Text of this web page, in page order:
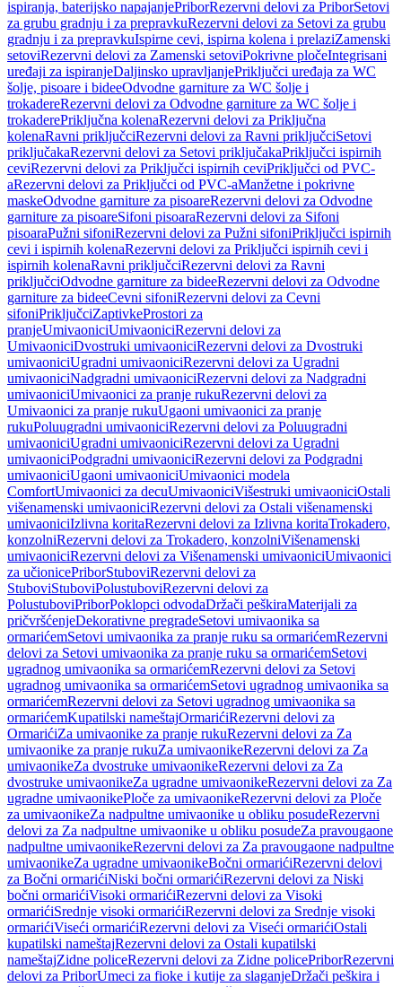
ispiranja, baterijsko napajanjePriborRezervni delovi za PriborSetovi
za grubu gradnju i za prepravkuRezervni delovi za Setovi za grubu
gradnju i za prepravkuIspirne cevi, ispirna kolena i prelaziZamenski
setoviRezervni delovi za Zamenski setoviPokrivne pločeIntegrisani
uređaji za ispiranjeDaljinsko upravljanjePriključci uređaja za WC
šolje, pisoare i bideeOdvodne garniture za WC šolje i
trokadereRezervni delovi za Odvodne garniture za WC šolje i
trokaderePriključna kolenaRezervni delovi za Priključna
kolenaRavni priključciRezervni delovi za Ravni priključciSetovi
priključakaRezervni delovi za Setovi priključakaPriključci ispirnih
ceviRezervni delovi za Priključci ispirnih ceviPriključci od PVC-
aRezervni delovi za Priključci od PVC-aManžetne i pokrivne
maskeOdvodne garniture za pisoareRezervni delovi za Odvodne
garniture za pisoareSifoni pisoaraRezervni delovi za Sifoni
pisoaraPužni sifoniRezervni delovi za Pužni sifoniPriključci ispirnih
cevi i ispirnih kolenaRezervni delovi za Priključci ispirnih cevi i
ispirnih kolenaRavni priključciRezervni delovi za Ravni
priključciOdvodne garniture za bideeRezervni delovi za Odvodne
garniture za bideeCevni sifoniRezervni delovi za Cevni
sifoniPriključciZaptivkeProstori za
pranjeUmivaoniciUmivaoniciRezervni delovi za
UmivaoniciDvostruki umivaoniciRezervni delovi za Dvostruki
umivaoniciUgradni umivaoniciRezervni delovi za Ugradni
umivaoniciNadgradni umivaoniciRezervni delovi za Nadgradni
umivaoniciUmivaonici za pranje rukuRezervni delovi za
Umivaonici za pranje rukuUgaoni umivaonici za pranje
rukuPoluugradni umivaoniciRezervni delovi za Poluugradni
umivaoniciUgradni umivaoniciRezervni delovi za Ugradni
umivaoniciPodgradni umivaoniciRezervni delovi za Podgradni
umivaoniciUgaoni umivaoniciUmivaonici modela
ComfortUmivaonici za decuUmivaoniciVišestruki umivaoniciOstali
višenamenski umivaoniciRezervni delovi za Ostali višenamenski
umivaoniciIzlivna koritaRezervni delovi za Izlivna koritaTrokadero,
konzolniRezervni delovi za Trokadero, konzolniVišenamenski
umivaoniciRezervni delovi za Višenamenski umivaoniciUmivaonici
za učionicePriborStuboviRezervni delovi za
StuboviStuboviPolustuboviRezervni delovi za
PolustuboviPriborPoklopci odvodaDržači peškiraMaterijali za
pričvršćenjeDekorativne pregradeSetovi umivaonika sa
ormarićemSetovi umivaonika za pranje ruku sa ormarićemRezervni
delovi za Setovi umivaonika za pranje ruku sa ormarićemSetovi
ugradnog umivaonika sa ormarićemRezervni delovi za Setovi
ugradnog umivaonika sa ormarićemSetovi ugradnog umivaonika sa
ormarićemRezervni delovi za Setovi ugradnog umivaonika sa
ormarićemKupatilski nameštajOrmarićiRezervni delovi za
OrmarićiZa umivaonike za pranje rukuRezervni delovi za Za
umivaonike za pranje rukuZa umivaonikeRezervni delovi za Za
umivaonikeZa dvostruke umivaonikeRezervni delovi za Za
dvostruke umivaonikeZa ugradne umivaonikeRezervni delovi za Za
ugradne umivaonikePloče za umivaonikeRezervni delovi za Ploče
za umivaonikeZa nadpultne umivaonike u obliku posudeRezervni
delovi za Za nadpultne umivaonike u obliku posudeZa pravougaone
nadpultne umivaonikeRezervni delovi za Za pravougaone nadpultne
umivaonikeZa ugradne umivaonikeBočni ormarićiRezervni delovi
za Bočni ormarićiNiski bočni ormarićiRezervni delovi za Niski
bočni ormarićiVisoki ormarićiRezervni delovi za Visoki
ormarićiSrednje visoki ormarićiRezervni delovi za Srednje visoki
ormarićiViseći ormarićiRezervni delovi za Viseći ormarićiOstali
kupatilski nameštajRezervni delovi za Ostali kupatilski
nameštajZidne policeRezervni delovi za Zidne policePriborRezervni
delovi za PriborUmeci za fioke i kutije za slaganjeDržači peškira i